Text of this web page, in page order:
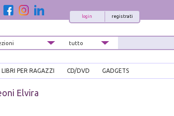
registrati
login
LIBRI PER RAGAZZI CD/DVD GADGETS
Elvira